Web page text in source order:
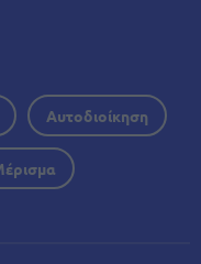
Αυτοδιοίκηση